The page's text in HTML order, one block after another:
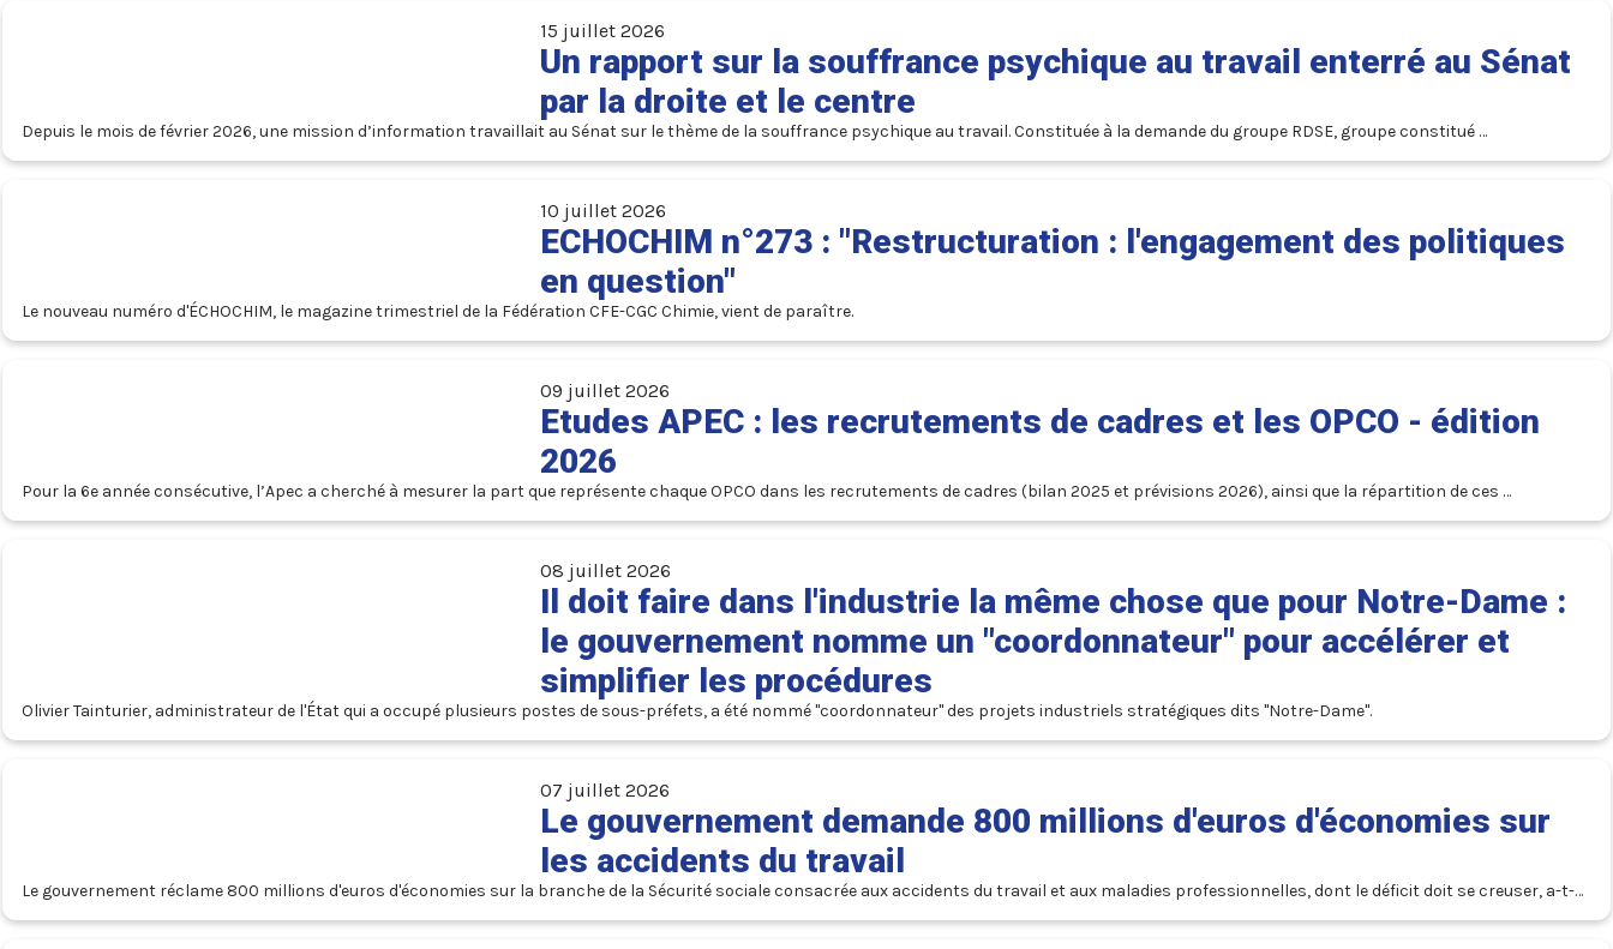
15 juillet 2026
Un rapport sur la souffrance psychique au travail enterré au Sénat
par la droite et le centre
Depuis le mois de février 2026, une mission d’information travaillait au Sénat sur le thème de la souffrance psychique au travail. Constituée à la demande du groupe RDSE, groupe constitué
10 juillet 2026
ECHOCHIM n°273 : "Restructuration : l'engagement des politiques
en question"
09 juillet 2026
Etudes APEC : les recrutements de cadres et les OPCO - édition
2026
Pour la 6e année consécutive, l’Apec a cherché à mesurer la part que représente chaque OPCO dans les recrutements de cadres (bilan 2025 et prévisions 2026), ainsi que la répartition de ces
08 juillet 2026
Il doit faire dans l'industrie la même chose que pour Notre-Dame :
le gouvernement nomme un "coordonnateur" pour accélérer et
simplifier les procédures
Olivier Tainturier, administrateur de l'État qui a occupé plusieurs postes de sous-préfets, a été nommé "coordonnateur" des projets industriels stratégiques dits "Notre-Dame".
07 juillet 2026
Le gouvernement demande 800 millions d'euros d'économies sur
les accidents du travail
Le gouvernement réclame 800 millions d'euros d'économies sur la branche de la Sécurité sociale consacrée aux accidents du travail et aux maladies professionnelles, dont le déficit doit se creuser, a-t-